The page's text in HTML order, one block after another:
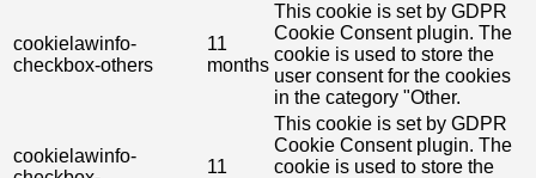
cookielawinfo-
checkbox-others
11
months
This cookie is set by GDPR
Cookie Consent plugin. The
cookie is used to store the
user consent for the cookies
in the category "Other.
cookielawinfo-
11
This cookie is set by GDPR
Cookie Consent plugin. The
cookie is used to store the